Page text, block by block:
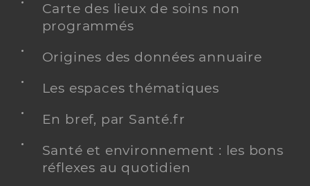
Carte des lieux de soins non
programmés
Origines des données annuaire
Les espaces thématiques
En bref, par Santé.fr
Santé et environnement : les bons
réflexes au quotidien